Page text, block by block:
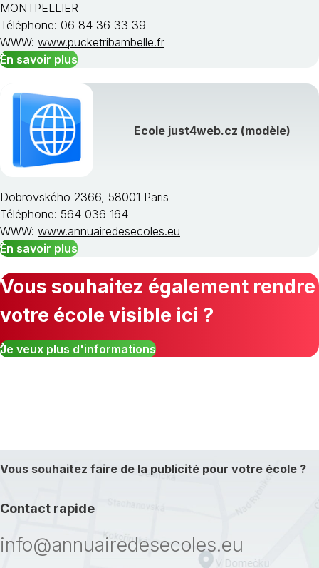
MONTPELLIER
Téléphone: 06 84 36 33 39
WWW: www.pucketribambelle.fr
En savoir plus
Ecole just4web.cz (modèle)
Dobrovského 2366, 58001 Paris
Téléphone: 564 036 164
WWW: www.annuairedesecoles.eu
En savoir plus
Vous souhaitez également rendre
votre école visible ici ?
Je veux plus d'informations
Vous souhaitez faire de la publicité pour votre école ?
Contact rapide
info@annuairedesecoles.eu